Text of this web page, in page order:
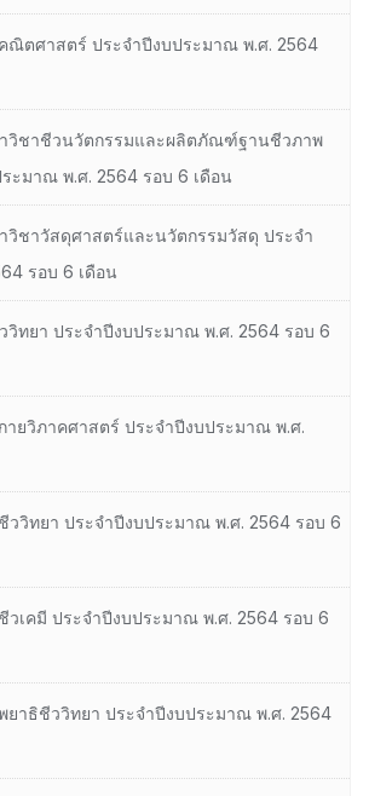
ณิตศาสตร์ ประจำปีงบประมาณ พ.ศ. 2564
าวิชาชีวนวัตกรรมและผลิตภัณฑ์ฐานชีวภาพ
ะมาณ พ.ศ. 2564 รอบ 6 เดือน
วิชาวัสดุศาสตร์และนวัตกรรมวัสดุ ประจำ
รอบ 6 เดือน
วิทยา ประจำปีงบประมาณ พ.ศ. 2564 รอบ 6
ายวิภาคศาสตร์ ประจำปีงบประมาณ พ.ศ.
ววิทยา ประจำปีงบประมาณ พ.ศ. 2564 รอบ 6
วเคมี ประจำปีงบประมาณ พ.ศ. 2564 รอบ 6
ยาธิชีววิทยา ประจำปีงบประมาณ พ.ศ. 2564